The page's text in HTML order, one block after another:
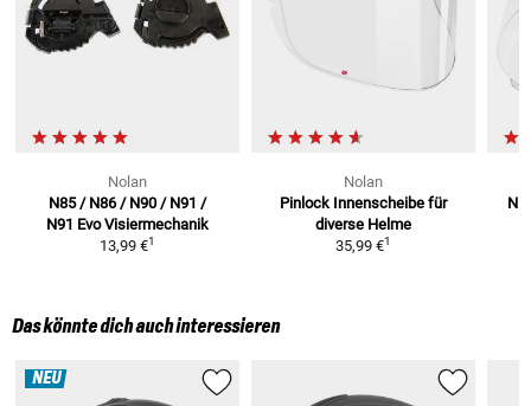
Nolan
N85 / N86 / N90 / N91 /
N91 Evo Visiermechanik
13,99 €1
Nolan
Pinlock Innenscheibe für
diverse Helme
35,99 €1
N
Das könnte dich auch interessieren
NEU